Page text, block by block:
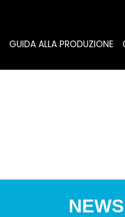
GUIDA ALLA PRODUZIONE